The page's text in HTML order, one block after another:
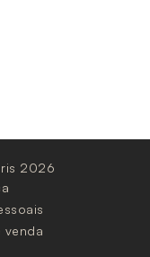
2026
venda